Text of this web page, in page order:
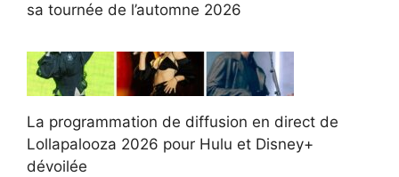
sa tournée de l’automne 2026
La programmation de diffusion en direct de
Lollapalooza 2026 pour Hulu et Disney+
dévoilée